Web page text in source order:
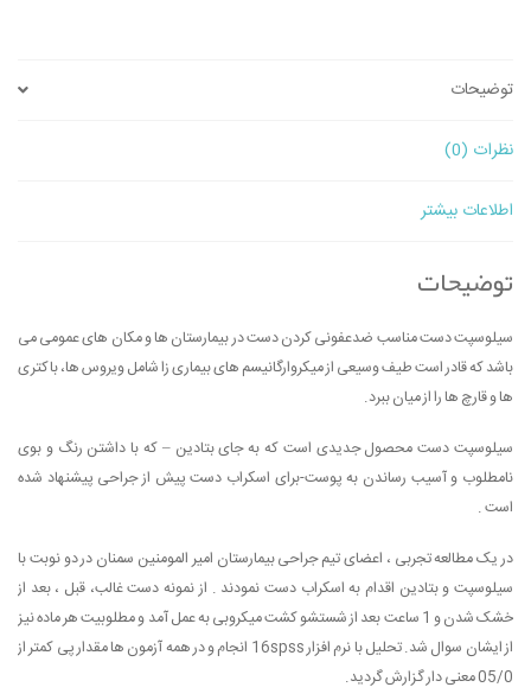
توضیحات
نظرات (0)
اطلاعات بیشتر
توضیحات
سیلوسپت دست مناسب ضدعفونی کردن دست در بیمارستان ها و مکان های عمومی می
باشد که قادر است طیف وسیعی از میکروارگانیسم های بیماری زا شامل ویروس ها، باکتری
ها و قارچ ها را از میان ببرد.
سیلوسپت دست محصول جدیدی است که به جای بتادین – که با داشتن رنگ و بوی
نامطلوب و آسیب رساندن به پوست-برای اسکراب دست پیش از جراحی پیشنهاد شده
است .
در یک مطالعه تجربی ، اعضای تیم جراحی بیمارستان امیر المومنین سمنان در دو نوبت با
سیلوسپت و بتادین اقدام به اسكراب دست نمودند . از نمونه دست غالب، قبل ، بعد از
خشک شدن و 1 ساعت بعد از شستشو کشت میکروبی به عمل آمد و مطلوبیت هر ماده نیز
از ایشان سوال شد. تحلیل با نرم افزار 16spss انجام و در همه آزمون ها مقدار پی کمتر از
05/0 معنی دار گزارش گردید.